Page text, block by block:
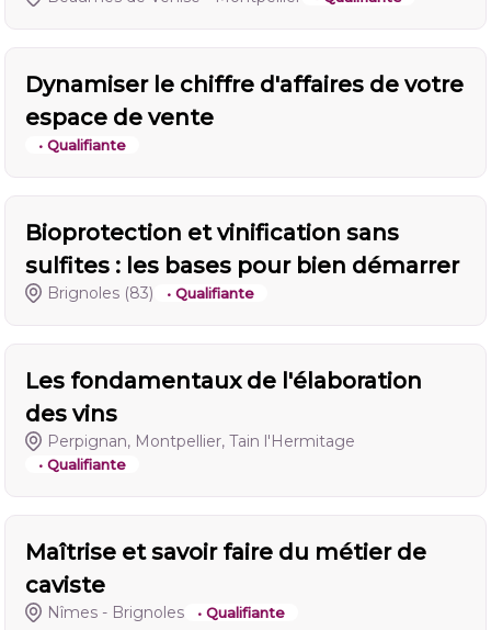
Dynamiser le chiffre d'affaires de votre
espace de vente
• Qualifiante
Bioprotection et vinification sans
sulfites : les bases pour bien démarrer
Brignoles (83) • Qualifiante
Les fondamentaux de l'élaboration
des vins
Perpignan, Montpellier, Tain l'Hermitage
• Qualifiante
Maîtrise et savoir faire du métier de
caviste
Nîmes - Brignoles • Qualifiante